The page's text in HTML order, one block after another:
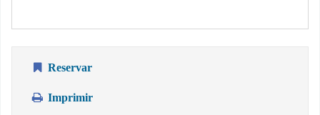
Reservar
Imprimir